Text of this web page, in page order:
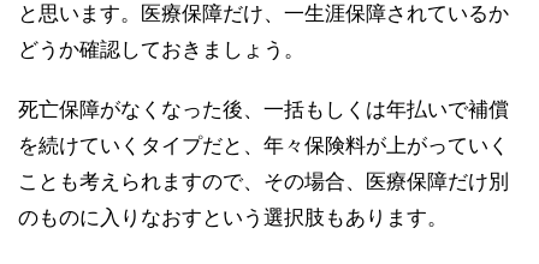
と思います。医療保障だけ、一生涯保障されているか
どうか確認しておきましょう。
死亡保障がなくなった後、一括もしくは年払いで補償
を続けていくタイプだと、年々保険料が上がっていく
ことも考えられますので、その場合、医療保障だけ別
のものに入りなおすという選択肢もあります。